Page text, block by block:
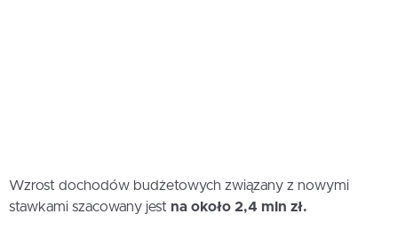
Wzrost dochodów budżetowych związany z nowymi
stawkami szacowany jest na około 2,4 mln zł.